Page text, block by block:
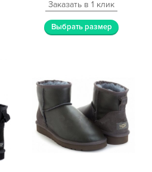
Заказать в 1 клик
Выбрать размер